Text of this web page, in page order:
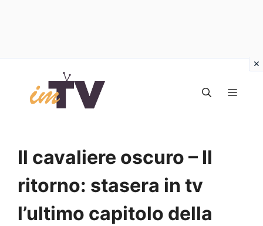
contenuto
Il cavaliere oscuro – Il
ritorno: stasera in tv
l’ultimo capitolo della